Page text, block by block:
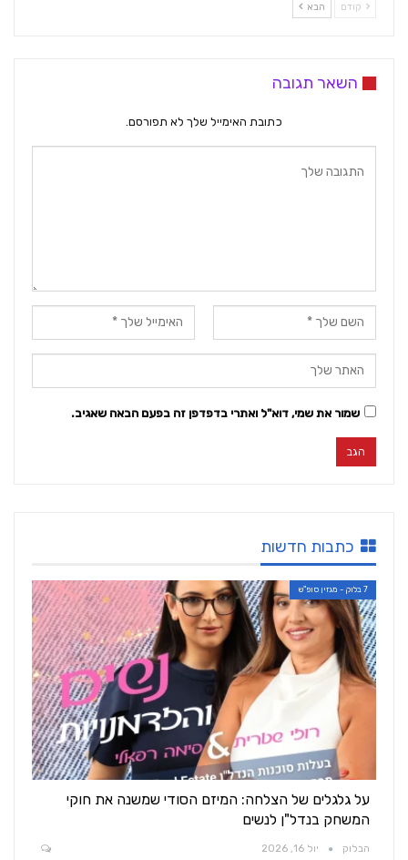
קודם הבא
השאר תגובה
כתובת האימייל שלך לא תפורסם.
שמור את שמי, דוא"ל ואתרי בדפדפן זה בפעם הבאה שאגיב.
כתבות חדשות
7 בלוק - מגזין סופ"ש
על גלגלים של הצלחה: המיזם הסודי שמשנה את חוקי
המשחק בנדל"ן לנשים
הבלוק יול 16, 2026